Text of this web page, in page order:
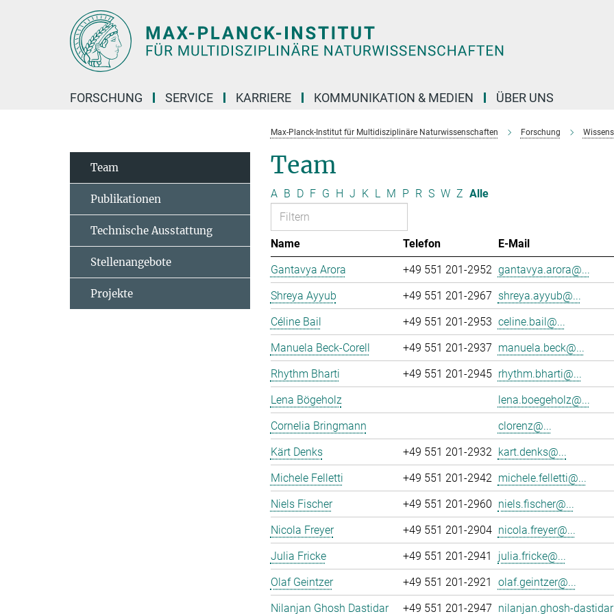
FORSCHUNG SERVICE KARRIERE KOMMUNIKATION & MEDIEN ÜBER UNS
Max-Planck-Institut für Multidisziplinäre Naturwissenschaften Forschung
Team
A B D F G H J K L M P R S W Z Alle
Name Telefon
E-Mail
Gantavya Arora
+49 551 201-2952 gantavya.arora@...
Shreya Ayyub
+49 551 201-2967 shreya.ayyub@...
Céline Bail
+49 551 201-2953 celine.bail@...
Manuela Beck-Corell
+49 551 201-2937 manuela.beck@...
Rhythm Bharti
+49 551 201-2945 rhythm.bharti@...
Lena Bögeholz
lena.boegeholz@...
Cornelia Bringmann
clorenz@...
Kärt Denks
+49 551 201-2932 kart.denks@...
Michele Felletti
+49 551 201-2942 michele.felletti@...
Niels Fischer
+49 551 201-2960 niels.fischer@...
Nicola Freyer
+49 551 201-2904 nicola.freyer@...
Julia Fricke
+49 551 201-2941
julia.fricke@...
Olaf Geintzer
+49 551 201-2921
olaf.geintzer@...
Nilanjan Ghosh Dastidar
+49 551 201-2947 nilanjan.ghosh-
Team
Publikationen
Technische Ausstattung
Stellenangebote
Projekte